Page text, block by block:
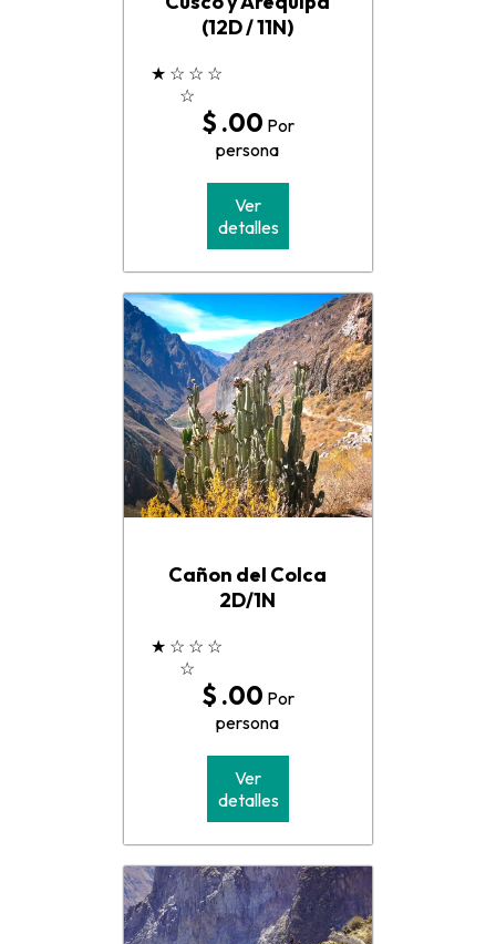
(12D / 11N)
★ ☆ ☆ ☆
☆
$ .00 Por
persona
Ver
detalles
Cañon del Colca
2D/1N
★ ☆ ☆ ☆
☆
$ .00 Por
persona
Ver
detalles